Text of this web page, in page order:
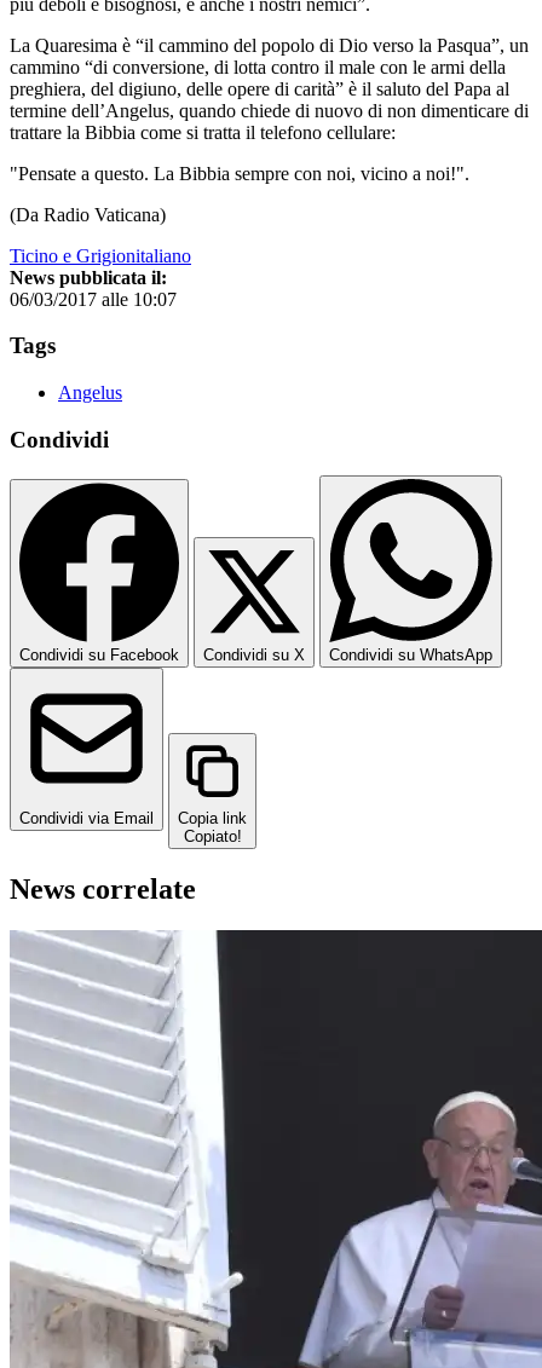
La Quaresima è “il cammino del popolo di Dio verso la Pasqua”, un
cammino “di conversione, di lotta contro il male con le armi della
preghiera, del digiuno, delle opere di carità” è il saluto del Papa al
termine dell’Angelus, quando chiede di nuovo di non dimenticare di
trattare la Bibbia come si tratta il telefono cellulare:
"Pensate a questo. La Bibbia sempre con noi, vicino a noi!".
(Da Radio Vaticana)
Ticino e Grigionitaliano
News pubblicata il:
06/03/2017 alle 10:07
Tags
Angelus
Condividi
Condividi su Facebook Condividi su X Condividi su WhatsApp
Condividi via Email
Copia link
Copiato!
News correlate